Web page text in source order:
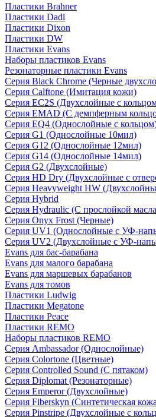
Пластики Brahner
Пластики Dadi
Пластики Dixon
Пластики DW
Пластики Evans
Наборы пластиков Evans
Резонаторные пластики Evans
Серия Black Chrome (Черные
Серия Calftone (Имитация кожи)
Серия EC2S (Двухслойные с
Серия EMAD (С демпферным
Серия EQ4 (Однослойные с
Серия G1 (Однослойные 10мил)
Серия G12 (Однослойные 12мил)
Серия G14 (Однослойные 14мил)
Серия G2 (Двухслойные)
Серия HD Dry (Двухслойные с
Серия Heavyweight HW
Серия Hybrid
Серия Hydraulic (С прослойкой
Серия Onyx Frost (Черные)
Серия UV1 (Однослойные с УФ-
Серия UV2 (Двухслойные с УФ-
Evans для бас-барабана
Evans для малого барабана
Evans для маршевых барабанов
Evans для томов
Пластики Ludwig
Пластики Megatone
Пластики Peace
Пластики REMO
Наборы пластиков REMO
Серия Ambassador (Однослойные)
Серия Colortone (Цветные)
Серия Controlled Sound (С пятаком)
Серия Diplomat (Резонаторные)
Серия Emperor (Двухслойные)
Серия Fiberskyn (Синтетическая
Серия Pinstripe (Двухслойные с